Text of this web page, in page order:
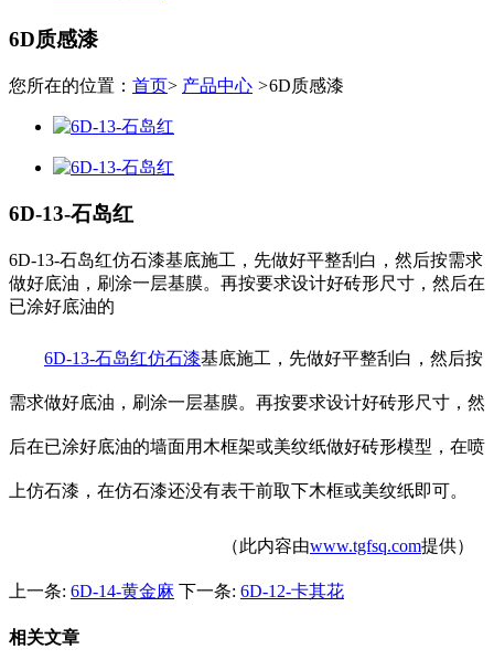
6D质感漆
您所在的位置： 首页> 产品中心 >6D质感漆
6D-13-石岛红
6D-13-石岛红仿石漆基底施工，先做好平整刮白，然后按需求
做好底油，刷涂一层基膜。再按要求设计好砖形尺寸，然后在
已涂好底油的
6D-13-石岛红仿石漆基底施工，先做好平整刮白，然后按
需求做好底油，刷涂一层基膜。再按要求设计好砖形尺寸，然
后在已涂好底油的墙面用木框架或美纹纸做好砖形模型，在喷
上仿石漆，在仿石漆还没有表干前取下木框或美纹纸即可。
（此内容由www.tgfsq.com提供）
上一条: 6D-14-黄金麻 下一条: 6D-12-卡其花
相关文章